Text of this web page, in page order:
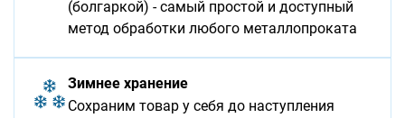
(болгаркой) - самый простой и доступный
метод обработки любого металлопроката
Зимнее хранение
Сохраним товар у себя до наступления